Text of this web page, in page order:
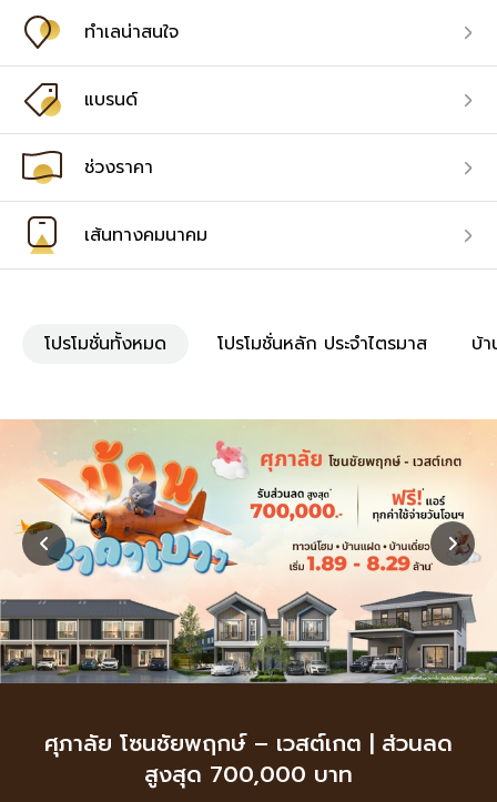
ทำเลน่าสนใจ
แบรนด์
ช่วงราคา
เส้นทางคมนาคม
โปรโมชั่นทั้งหมด โปรโมชั่นหลัก ประจำไตรมาส บ้
นลด
ศุภาลัย บุญนำพา | ลำปาง | เริ่มต้นชี
อย่างเป็นมงคล